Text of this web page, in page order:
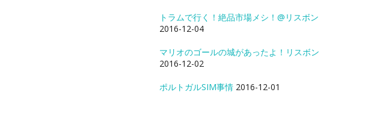
トラムで行く！絶品市場メシ！@リスボン
2016-12-04
マリオのゴールの城があったよ！リスボン
2016-12-02
ポルトガルSIM事情 2016-12-01